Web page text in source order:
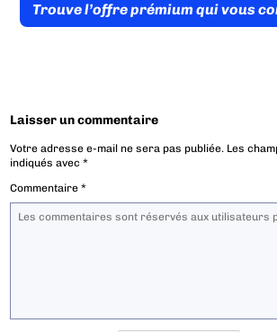
Trouve l’offre prémium qui vous
Laisser un commentaire
Votre adresse e-mail ne sera pas publiée. Les
indiqués avec*
Commentaire*